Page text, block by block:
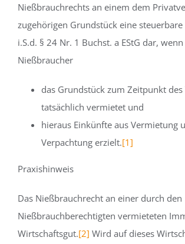
Nießbrauchrechts an einem dem
zugehörigen Grundstück eine
i.S.d. § 24 Nr. 1 Buchst. a EStG dar,
Nießbraucher
das Grundstück zum Zeitpunkt des
tatsächlich vermietet und
hieraus Einkünfte aus Vermietung
Verpachtung erzielt.[1]
Praxishinweis
Das Nießbrauchrecht an einer durch den
Nießbrauchberechtigten vermieteten
Wirtschaftsgut.[2] Wird auf dieses